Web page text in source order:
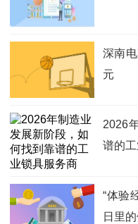
深南
元
2026
谱的
“体验
日里